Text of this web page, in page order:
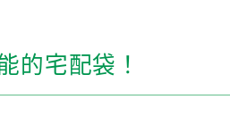
的宅配袋！